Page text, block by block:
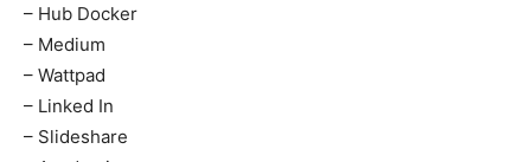
– Hub Docker
– Medium
– Wattpad
– Linked In
– Slideshare